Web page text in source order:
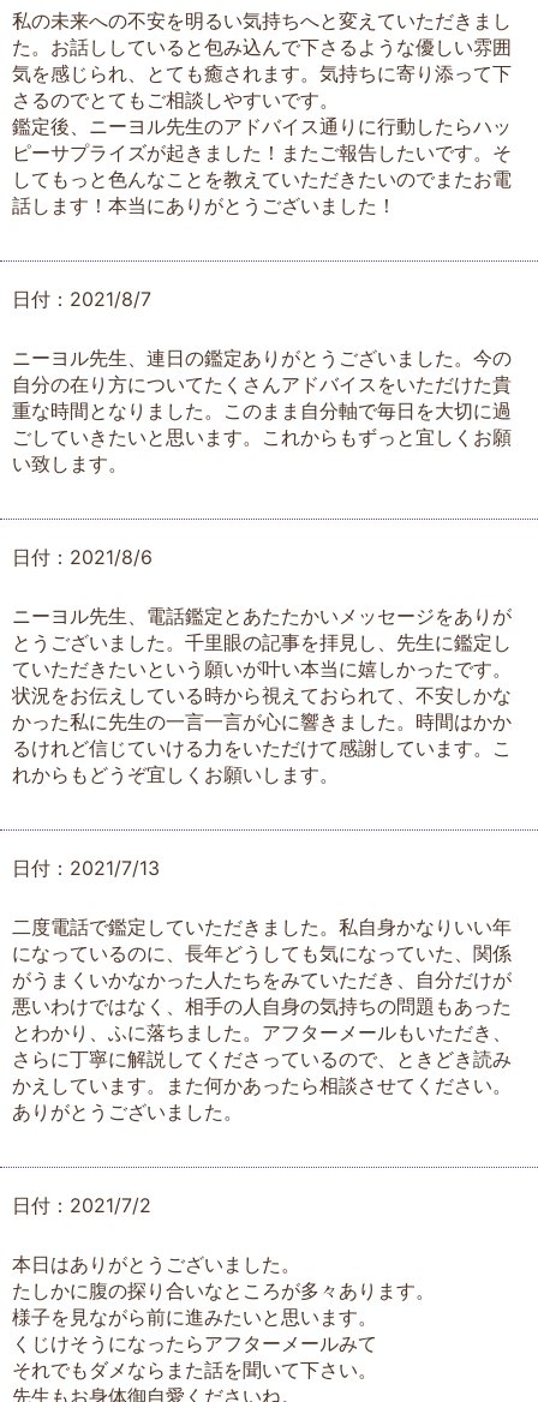
私の未来への不安を明るい気持ちへと変えていただきまし
た。お話ししていると包み込んで下さるような優しい雰囲
気を感じられ、とても癒されます。気持ちに寄り添って下
さるのでとてもご相談しやすいです。
鑑定後、ニーヨル先生のアドバイス通りに行動したらハッ
ピーサプライズが起きました！またご報告したいです。そ
してもっと色んなことを教えていただきたいのでまたお電
話します！本当にありがとうございました！
日付：2021/8/7
ニーヨル先生、連日の鑑定ありがとうございました。今の
自分の在り方についてたくさんアドバイスをいただけた貴
重な時間となりました。このまま自分軸で毎日を大切に過
ごしていきたいと思います。これからもずっと宜しくお願
い致します。
日付：2021/8/6
ニーヨル先生、電話鑑定とあたたかいメッセージをありが
とうございました。千里眼の記事を拝見し、先生に鑑定し
ていただきたいという願いが叶い本当に嬉しかったです。
状況をお伝えしている時から視えておられて、不安しかな
かった私に先生の一言一言が心に響きました。時間はかか
るけれど信じていける力をいただけて感謝しています。こ
れからもどうぞ宜しくお願いします。
日付：2021/7/13
二度電話で鑑定していただきました。私自身かなりいい年
になっているのに、長年どうしても気になっていた、関係
がうまくいかなかった人たちをみていただき、自分だけが
悪いわけではなく、相手の人自身の気持ちの問題もあった
とわかり、ふに落ちました。アフターメールもいただき、
さらに丁寧に解説してくださっているので、ときどき読み
かえしています。また何かあったら相談させてください。
ありがとうございました。
日付：2021/7/2
本日はありがとうございました。
たしかに腹の探り合いなところが多々あります。
様子を見ながら前に進みたいと思います。
くじけそうになったらアフターメールみて
それでもダメならまた話を聞いて下さい。
先生もお身体御自愛くださいね。